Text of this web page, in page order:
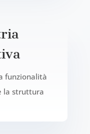
funzionalità
la struttura